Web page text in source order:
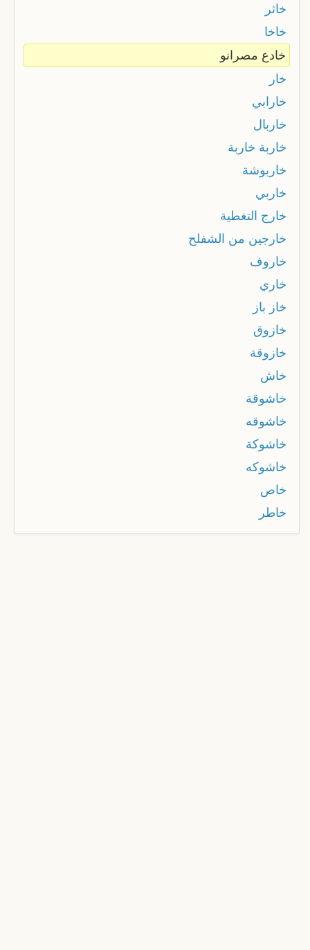
خاثر
خاخا
خادع مصرانو
خار
خارابي
خاربال
خاربة خاربة
خاربوشة
خاربي
خارج التغطية
خارجين من الشفلح
خاروف
خاري
خاز باز
خازوق
خازوقة
خاش
خاشوقة
خاشوقه
خاشوكة
خاشوكه
خاص
خاطر